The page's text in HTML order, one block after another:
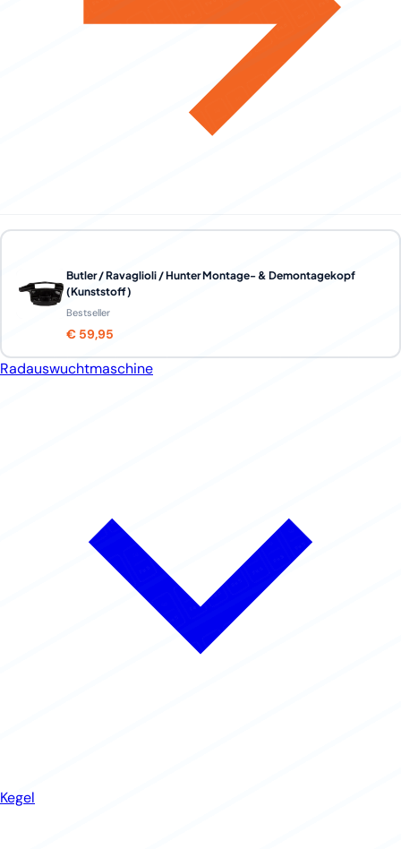
Butler / Ravaglioli / Hunter Montage- & Demontagekopf
(Kunststoff)
Bestseller
€ 59,95
Radauswuchtmaschine
Kegel